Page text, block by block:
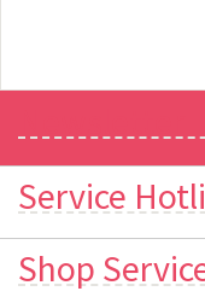
Service
Shop